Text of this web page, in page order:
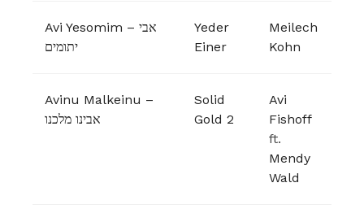
Avi Yesomim – אבי
יתומים
Yeder
Einer
Meilech
Kohn
Avinu Malkeinu –
אבינו מלכנו
Solid
Gold 2
Avi
Fishoff
ft.
Mendy
Wald